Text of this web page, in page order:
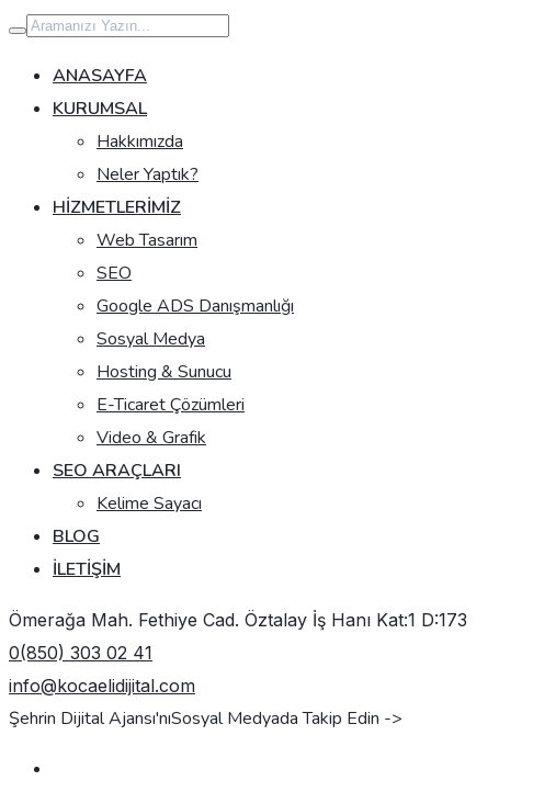
İçeriğe
geç
ANASAYFA
KURUMSAL
Hakkımızda
Neler Yaptık?
HIZMETLERIMIZ
Web Tasarım
SEO
Google ADS Danışmanlığı
Sosyal Medya
Hosting & Sunucu
E-Ticaret Çözümleri
Video & Grafik
SEO ARAÇLARI
Kelime Sayacı
BLOG
İLETIŞIM
Ömerağa Mah. Fethiye Cad. Öztalay İş Hanı Kat:1 D:173
0(850) 303 02 41
info@kocaelidijital.com
Şehrin Dijital Ajansı'nıSosyal Medyada Takip Edin ->